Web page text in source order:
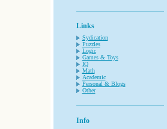
Links
Sydication
Puzzles
Logic
Games & Toys
IQ
Math
Academic
Personal & Blogs
Other
Info